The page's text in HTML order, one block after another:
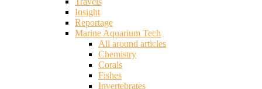
Insight
Reportage
Marine Aquarium Tech
All around articles
Chemistry
Corals
Fishes
Invertebrates